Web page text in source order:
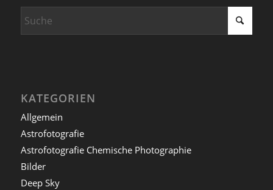
KATEGORIEN
Allgemein
Astrofotografie
Astrofotografie Chemische Photographie
Bilder
Deep Sky